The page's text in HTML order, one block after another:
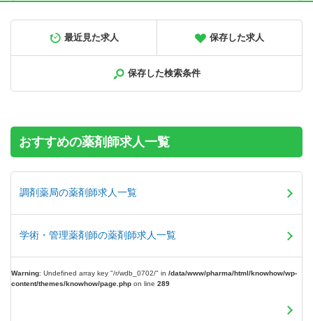
【北海道旭川市】高給与！580万円～／メディカルビレッジ
内の調剤薬局です＜薬剤師＞
最近見た求人 保存した求人
保存した検索条件
おすすめの薬剤師求人一覧
調剤薬局の薬剤師求人一覧
学術・管理薬剤師の薬剤師求人一覧
Warning: Undefined array key "/r/wdb_0702/" in /data/www/pharma/html/knowhow/wp-
content/themes/knowhow/page.php on line 289